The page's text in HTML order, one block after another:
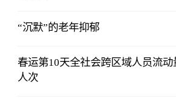
“沉默”的老年抑郁
春运第10天全社会跨区域人员流动
人次